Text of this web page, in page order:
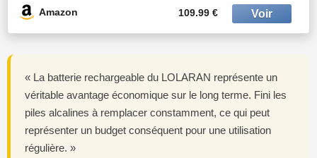
Amazon 109.99 €
« La batterie rechargeable du LOLARAN représente un
véritable avantage économique sur le long terme. Fini les
piles alcalines à remplacer constamment, ce qui peut
représenter un budget conséquent pour une utilisation
régulière. »